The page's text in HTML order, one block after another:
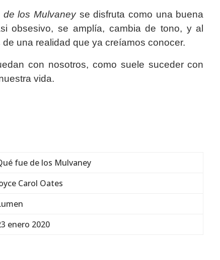
de los Mulvaneyse disfruta como una buena
obsesivo, se amplía, cambia de tono, y al
una realidad que ya creíamos conocer.
con nosotros, como suele suceder con
vida.
fue de los Mulvaney
Carol Oates
enero 2020